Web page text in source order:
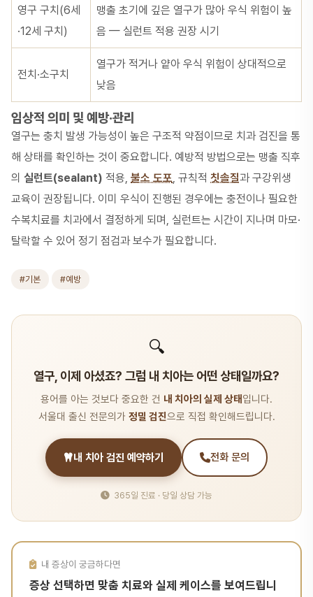
영구 구치(6세
·12세 구치)
맹출 초기에 깊은 열구가 많아 우식 위험이 높
음 — 실런트 적용 권장 시기
전치·소구치
열구가 적거나 얕아 우식 위험이 상대적으로
낮음
임상적 의미 및 예방·관리
열구는 충치 발생 가능성이 높은 구조적 약점이므로 치과 검진을 통
해 상태를 확인하는 것이 중요합니다. 예방적 방법으로는 맹출 직후
의 실런트(sealant) 적용, 불소 도포, 규칙적 칫솔질과 구강위생
교육이 권장됩니다. 이미 우식이 진행된 경우에는 충전이나 필요한
수복치료를 치과에서 결정하게 되며, 실런트는 시간이 지나며 마모·
탈락할 수 있어 정기 점검과 보수가 필요합니다.
#기본 #예방
🔍
열구, 이제 아셨죠? 그럼 내 치아는 어떤 상태일까요?
용어를 아는 것보다 중요한 건 내 치아의 실제 상태 입니다.
서울대 출신 전문의가 정밀 검진으로 직접 확인해드립니다.
내 치아 검진 예약하기 전화 문의
365일 진료 · 당일 상담 가능
내 증상이 궁금하다면
증상 선택하면 맞춤 치료와 실제 케이스를 보여드립니